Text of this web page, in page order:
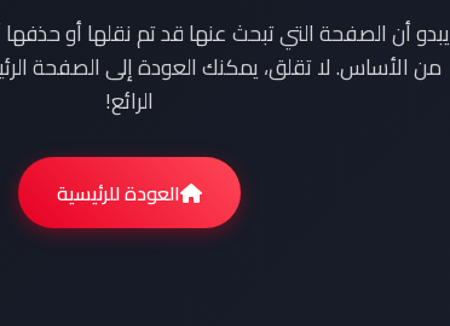
يبدو أن الصفحة التي تبحث عنها قد تم نقلها أو
من الأساس. لا تقلق، يمكنك العودة إلى الصفحة
الرائع!
العودة للرئيسية